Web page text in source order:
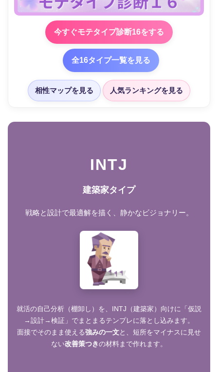
今すぐモテタイプ診断16をする
全16タイプ一覧を見る
相性マップを見る 人気ランキングを見る
INTJ
建築家タイプ
戦略と設計で最適解を描く、静かなビジョナリー。
就活の自己分析（棚卸し）を、INTJ（建築家）向けに「仮説
→設計→検証」でまとまるテンプレに落とし込みます。
面接でそのまま使える強みの一文と、短所をマイナスに見せ
ない改善策つきの材料まで作れます。